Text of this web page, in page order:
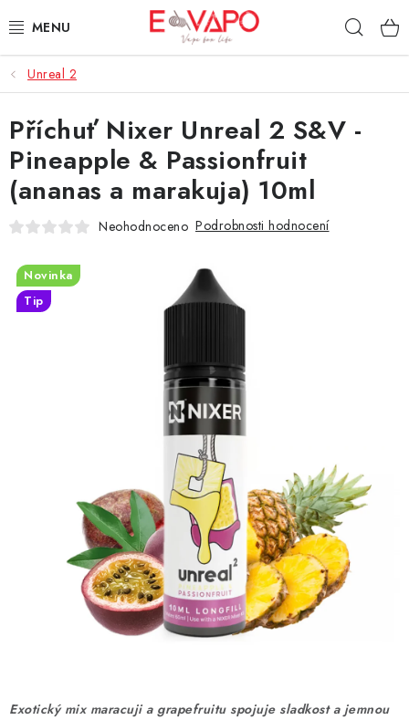
na
3D TISK
TIPY ZA DOBROU CENU
AROMATA A PŘÍCHUTĚ
BÁZE
E-LIQUIDY
E-CIGARETY
ATOMIZÉRY A CARTRIDGE
BATERIE A NABÍJEČKY
GRIPY & MODY
Unreal 2
Exotický mix maracuji a grapefruitu spojuje sladkost a jemnou
Příchuť Nixer Unreal 2 S&V -
Pineapple & Passionfruit
(ananas a marakuja) 10ml
Neohodnoceno Podrobnosti hodnocení
Novinka
Tip